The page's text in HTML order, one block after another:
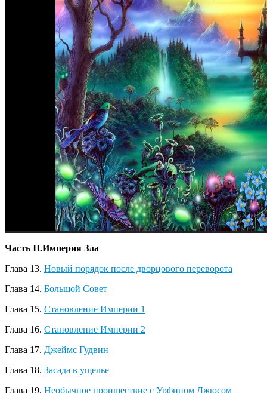
Часть II.Империя Зла
Глава 13. Новый порядок после дворцового переворота
Глава 14. Большой Совет
Глава 15. Становление Империи 1
Глава 16. Становление Империи 2
Глава 17. Джеймс Гудвин
Глава 18. Засада в ущелье
Глава 19. Необычное проишествие с Урфином Джюсом